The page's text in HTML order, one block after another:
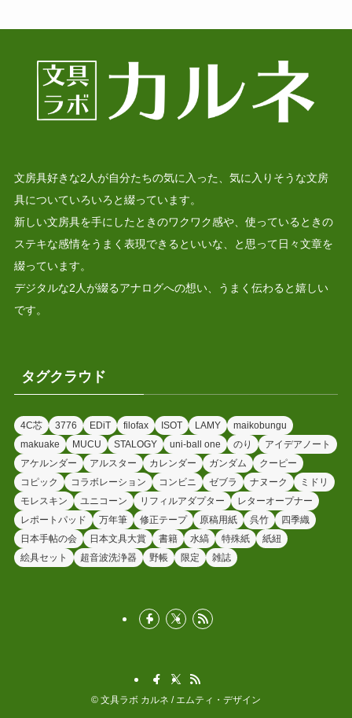
文房具好きな2人が自分たちの気に入った、気に入りそうな文房
具についていろいろと綴っています。
新しい文房具を手にしたときのワクワク感や、使っているときの
ステキな感情をうまく表現できるといいな、と思って日々文章を
綴っています。
デジタルな2人が綴るアナログへの想い、うまく伝わると嬉しい
です。
タグクラウド
4C芯 3776 EDiT filofax ISOT LAMY
maikobungu
makuake
MUCU STALOGY uni-ball one のり
アイデアノート
アケルンダー
アルスター カレンダー ガンダム
クーピー
コピック
コラボレーション コンビニ ゼブラ ナヌーク
ミドリ
モレスキン
ユニコーン リフィルアダプター
レターオープナー
レポートパッド
万年筆 修正テープ 原稿用紙 呉竹
四季織
日本手帖の会
日本文具大賞 書籍 水縞 特殊紙
紙紐
絵具セット
超音波洗浄器 野帳 限定 雑誌
© 文具ラボ カルネ / エムティ・デザイン